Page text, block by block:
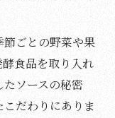
ごとの野菜や果
食品を取り入れ
ソースの秘密
だわりにありま